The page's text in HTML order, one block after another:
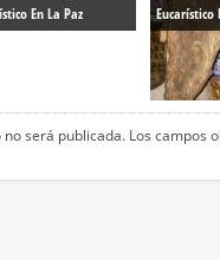
En La Paz
Eucarístico
será publicada. Los campos